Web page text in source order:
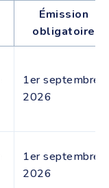
Émission
obligatoire
1er septembre
2026
1er septembre
2026